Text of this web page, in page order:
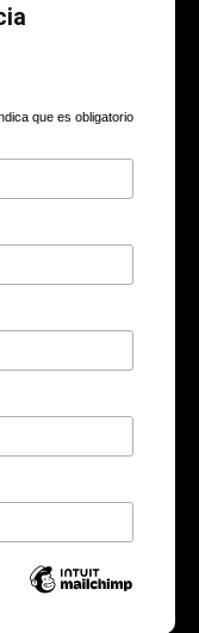
que es obligatorio